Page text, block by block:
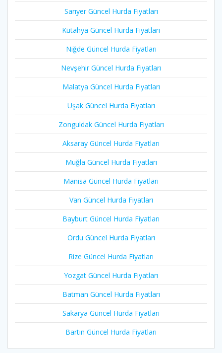
Sarıyer Güncel Hurda Fiyatları
Kütahya Güncel Hurda Fiyatları
Niğde Güncel Hurda Fiyatları
Nevşehir Güncel Hurda Fiyatları
Malatya Güncel Hurda Fiyatları
Uşak Güncel Hurda Fiyatları
Zonguldak Güncel Hurda Fiyatları
Aksaray Güncel Hurda Fiyatları
Muğla Güncel Hurda Fiyatları
Manisa Güncel Hurda Fiyatları
Van Güncel Hurda Fiyatları
Bayburt Güncel Hurda Fiyatları
Ordu Güncel Hurda Fiyatları
Rize Güncel Hurda Fiyatları
Yozgat Güncel Hurda Fiyatları
Batman Güncel Hurda Fiyatları
Sakarya Güncel Hurda Fiyatları
Bartın Güncel Hurda Fiyatları